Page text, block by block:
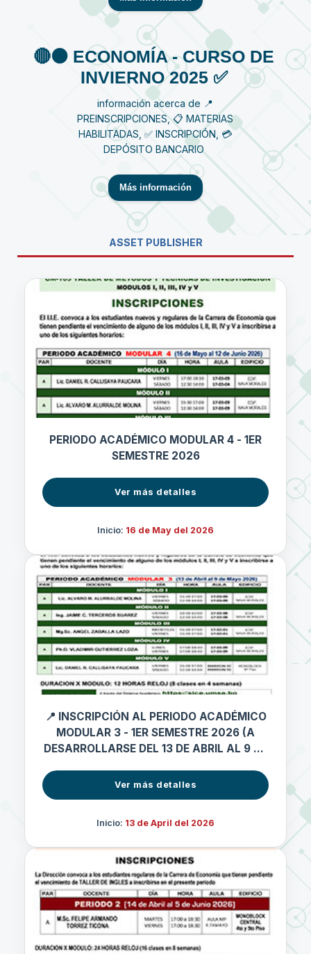
🔴⚫️ ECONOMÍA - CURSO DE
INVIERNO 2025 ✅
información acerca de 📍
PREINSCRIPCIONES, 📋 MATERIAS
HABILITADAS, ✅ INSCRIPCIÓN, 💳
DEPÓSITO BANCARIO
Más información
ASSET PUBLISHER
PERIODO ACADÉMICO MODULAR 4 - 1ER
SEMESTRE 2026
Ver más detalles
Inicio: 16 de May del 2026
📍 INSCRIPCIÓN AL PERIODO ACADÉMICO
MODULAR 3 - 1ER SEMESTRE 2026 (A
DESARROLLARSE DEL 13 DE ABRIL AL 9 DE
Ver más detalles
Inicio: 13 de April del 2026